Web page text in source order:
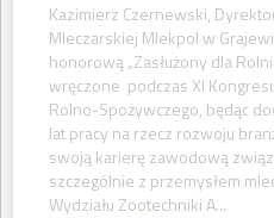
Kazimierz Czernewski,
Mleczarskiej Mlekpol w
honorową „Zasłużony dla
wręczone podczas XI
Rolno-Spożywczego, będąc
lat pracy na rzecz rozwoju
swoją karierę zawodową
szczególnie z przemysłem
Wydziału Zootechniki A...